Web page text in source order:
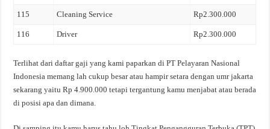
115 Cleaning Service Rp2.300.000
116 Driver Rp2.300.000
Terlihat dari daftar gaji yang kami paparkan di PT Pelayaran Nasional
Indonesia memang lah cukup besar atau hampir setara dengan umr jakarta
sekarang yaitu Rp 4.900.000 tetapi tergantung kamu menjabat atau berada
di posisi apa dan dimana.